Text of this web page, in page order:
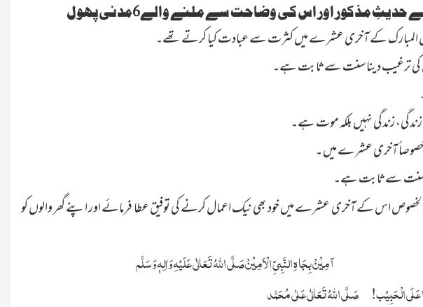
حدیثِ مذکور اور اس کی وضاحت سے ملنے والے6مدنی پھول
کے آخری عشرے میں کثرت سے عبادت کیا کرتے تھے۔
کی ترغیب دینا سنت سے ثابت ہے۔
زندگی نہیں بلکہ موت ہے۔
خصوصاً آخری عشرے میں ۔
سنت سے ثابت ہے۔
اس کے آخری عشرے میں خود بھی نیک اعمال کرنے کی توفیق عطا فرمائے اور اپنے گھر والوں کو
آمِیْنْ بِجَاہِ النَّبِیِّ الْاَمِیْنْصَلَّی اللہُ تَعَالٰی عَلَیْہِ وَاٰلِہٖ وَسَلَّم
الْحَبِیْب! صَلَّی اللہُ تَعَالٰی عَلٰی مُحَمَّد